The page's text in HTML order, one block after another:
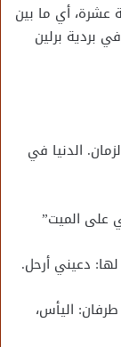
عشرة، أي ما بين
في بردية برلين
الدنيا في
على الميت”
دعيني أرحل.
من الشعر. طرفان: اليأس،